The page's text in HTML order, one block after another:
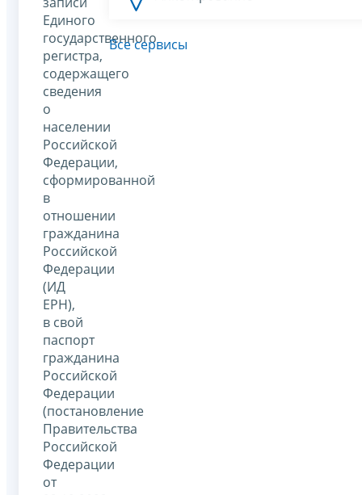
Единого
государственного
регистра,
содержащего
сведения
о
населении
Российской
Федерации,
сформированной
в
отношении
гражданина
Российской
Федерации
(ИД
ЕРН),
в свой
паспорт
гражданина
Российской
Федерации
(постановление
Правительства
Российской
Федерации
от
Все сервисы